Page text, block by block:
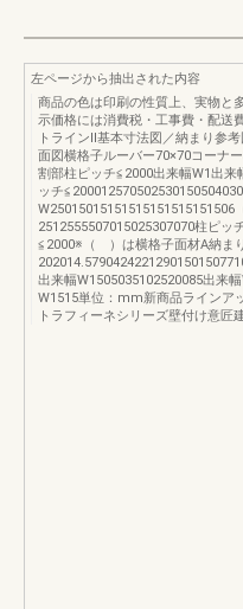
左ページから抽出された内容
商品の色は印刷の性質上、実物と
示価格には消費税・工事費・配送
トラインⅡ基本寸法図／納まり参
面図横格子ルーバー70×70コーナ
割部柱ピッチ≦2000出来幅W1出来
ッチ
W25015015151515151515151506
2512555507015025307070柱ピッ
≦2000※（ ）は横格子面材A納まり
出来幅W1505035102520085出来
W1515単位：mm新商品ラインア
トラフィーネシリーズ壁付け意匠